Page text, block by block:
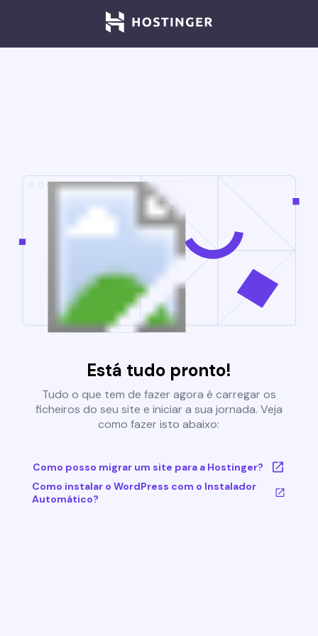
Está tudo pronto!
Tudo o que tem de fazer agora é carregar os
ficheiros do seu site e iniciar a sua jornada. Veja
como fazer isto abaixo:
Como posso migrar um site para a Hostinger?
Como instalar o WordPress com o Instalador
Automático?